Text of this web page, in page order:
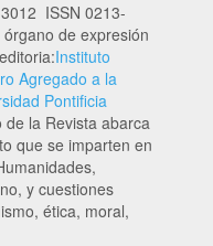
ISSN 0213-
de expresión
Instituto
Agregado a la
Pontificia
de la Revista abarca
que se imparten en
y cuestiones
ética, moral,